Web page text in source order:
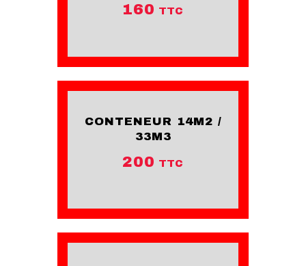
160 TTC
CONTENEUR 14M2 /
33M3
200 TTC